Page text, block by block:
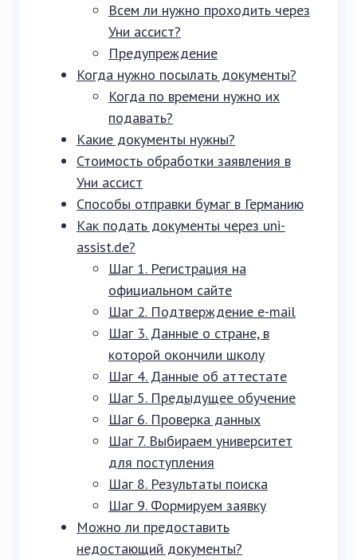
Всем ли нужно проходить через
Уни ассист?
Предупреждение
Когда нужно посылать документы?
Когда по времени нужно их
подавать?
Какие документы нужны?
Стоимость обработки заявления в
Уни ассист
Способы отправки бумаг в Германию
Как подать документы через uni-
assist.de?
Шаг 1. Регистрация на
официальном сайте
Шаг 2. Подтверждение e-mail
Шаг 3. Данные о стране, в
которой окончили школу
Шаг 4. Данные об аттестате
Шаг 5. Предыдущее обучение
Шаг 6. Проверка данных
Шаг 7. Выбираем университет
для поступления
Шаг 8. Результаты поиска
Шаг 9. Формируем заявку
Можно ли предоставить
недостающий документы?